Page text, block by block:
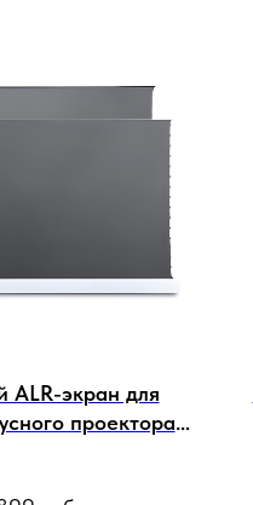
ALR-экран для
проектора